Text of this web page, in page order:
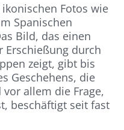
Fotos wie
Spanischen
Bild, das einen
Erschießung durch
zeigt, gibt bis
Geschehens, die
allem die Frage,
beschäftigt seit fast